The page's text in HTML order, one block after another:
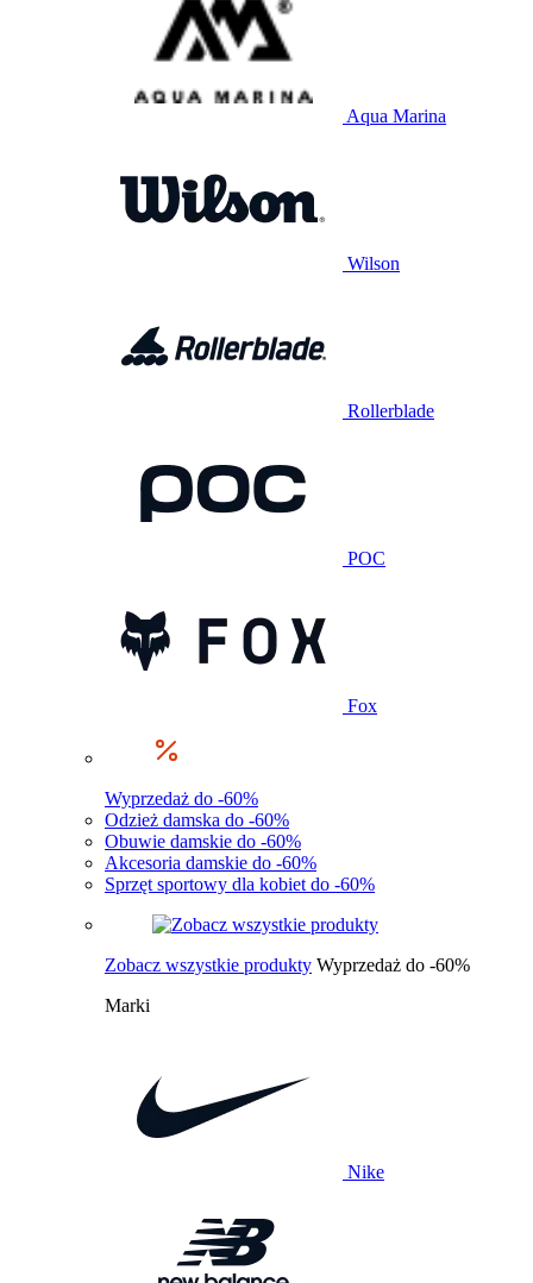
Aqua Marina
Wilson
Rollerblade
POC
Fox
Wyprzedaż do -60%
Odzież damska do -60%
Obuwie damskie do -60%
Akcesoria damskie do -60%
Sprzęt sportowy dla kobiet do -60%
Zobacz wszystkie produkty Wyprzedaż do -60%
Marki
Nike